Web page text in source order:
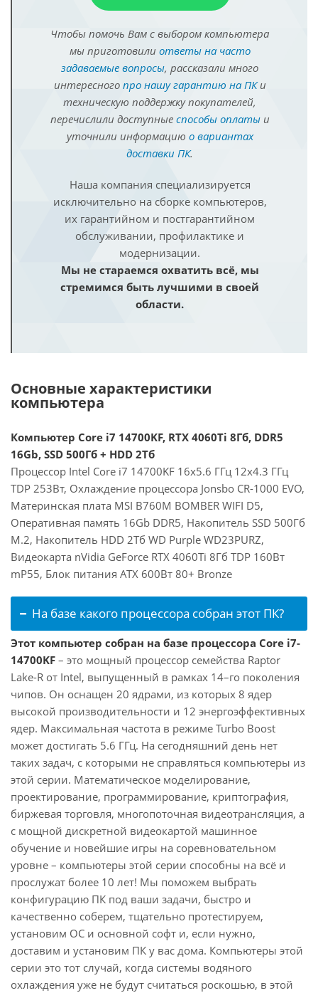
Чтобы помочь Вам с выбором компьютера
мы приготовили ответы на часто
задаваемые вопросы, рассказали много
интересного про нашу гарантию на ПКи
техническую поддержку покупателей,
перечислили доступные способы оплатыи
уточнили информацию о вариантах
доставки ПК.
Наша компания специализируется
исключительно на сборке компьютеров,
их гарантийном и постгарантийном
обслуживании, профилактике и
модернизации.
Мы не стараемся охватить всё, мы
стремимся быть лучшими в своей
области.
Основные характеристики
компьютера
Компьютер Core i7 14700KF, RTX 4060Ti 8Гб, DDR5
16Gb, SSD 500Гб + HDD 2Тб
Процессор Intel Core i7 14700KF 16x5.6 ГГц 12x4.3 ГГц
TDP 253Вт, Охлаждение процессора Jonsbo CR-1000 EVO,
Материнская плата MSI B760M BOMBER WIFI D5,
Оперативная память 16Gb DDR5, Накопитель SSD 500Гб
M.2, Накопитель HDD 2Тб WD Purple WD23PURZ,
Видеокарта nVidia GeForce RTX 4060Ti 8Гб TDP 160Вт
mP55, Блок питания ATX 600Вт 80+ Bronze
На базе какого процессора собран этот ПК?
Этот компьютер собран на базе процессора Core i7-
14700KF – это мощный процессор семейства Raptor
Lake-R от Intel, выпущенный в рамках 14–го поколения
чипов. Он оснащен 20 ядрами, из которых 8 ядер
высокой производительности и 12 энергоэффективных
ядер. Максимальная частота в режиме Turbo Boost
может достигать 5.6 ГГц. На сегодняшний день нет
таких задач, с которыми не справляться компьютеры из
этой серии. Математическое моделирование,
проектирование, программирование, криптография,
биржевая торговля, многопоточная видеотрансляция, а
с мощной дискретной видеокартой машинное
обучение и новейшие игры на соревновательном
уровне – компьютеры этой серии способны на всё и
прослужат более 10 лет! Мы поможем выбрать
конфигурацию ПК под ваши задачи, быстро и
качественно соберем, тщательно протестируем,
установим ОС и основной софт и, если нужно,
доставим и установим ПК у вас дома. Компьютеры этой
серии это тот случай, когда системы водяного
охлаждения уже не будут считаться роскошью, в этой